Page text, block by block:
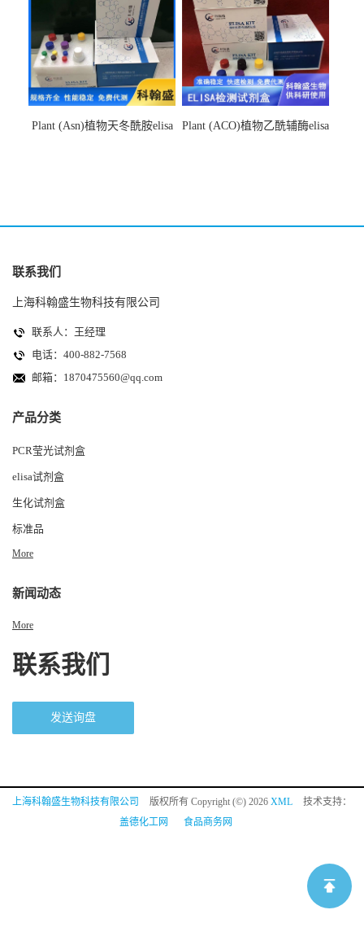
Plant (Asn)植物天冬酰胺elisa
Plant (ACO)植物乙酰辅酶elisa
联系我们
上海科翰盛生物科技有限公司
联系人：王经理
电话：400-882-7568
邮箱： 1870475560@qq.com
产品分类
PCR莹光试剂盒
elisa试剂盒
生化试剂盒
标准品
More
新闻动态
More
联系我们
发送询盘
上海科翰盛生物科技有限公司 版权所有 Copyright (©) 2026 XML
技术支持：
盖德化工网
食品商务网